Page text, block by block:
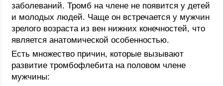
заболеваний. Тромб на члене не появится у детей
и молодых людей. Чаще он встречается у мужчин
зрелого возраста из вен нижних конечностей, что
является анатомической особенностью.
Есть множество причин, которые вызывают
развитие тромбофлебита на половом члене
мужчины: